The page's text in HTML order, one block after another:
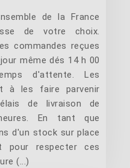
de la France
de votre choix.
commandes reçues
même dés 14 h 00
d'attente. Les
à les faire parvenir
de livraison de
En tant que
d'un stock sur place
pour respecter ces
(...)